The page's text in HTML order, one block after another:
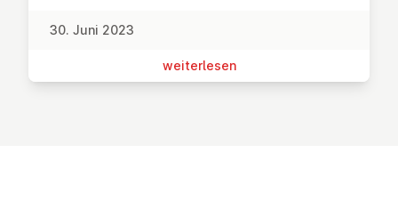
30. Juni 2023
wei­ter­le­sen